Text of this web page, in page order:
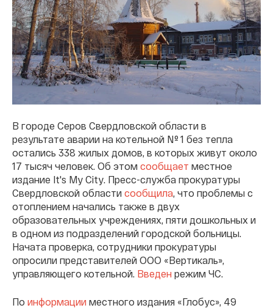
В городе Серов Свердловской области в
результате аварии на котельной № 1 без тепла
остались 338 жилых домов, в которых живут около
17 тысяч человек. Об этом сообщает местное
издание It's My City. Пресс-служба прокуратуры
Свердловской области сообщила, что проблемы с
отоплением начались также в двух
образовательных учреждениях, пяти дошкольных и
в одном из подразделений городской больницы.
Начата проверка, сотрудники прокуратуры
опросили представителей ООО «Вертикаль»,
управляющего котельной. Введен режим ЧС.
По информации местного издания «Глобус», 49